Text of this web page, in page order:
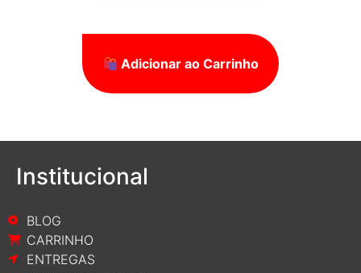
Adicionar ao Carrinho
Institucional
BLOG
CARRINHO
ENTREGAS